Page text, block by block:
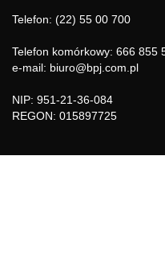
Telefon: (22) 55 00 700
Telefon komórkowy: 666 855
e-mail: biuro@bpj.com.pl
NIP: 951-21-36-084
REGON: 015897725